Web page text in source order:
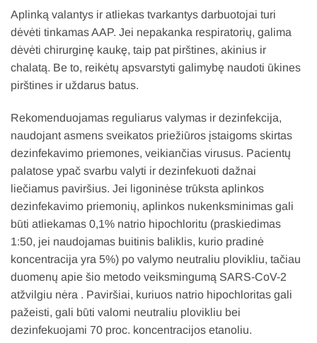
Aplinką valantys ir atliekas tvarkantys darbuotojai turi
dėvėti tinkamas AAP. Jei nepakanka respiratorių, galima
dėvėti chirurginę kaukę, taip pat pirštines, akinius ir
chalatą. Be to, reikėtų apsvarstyti galimybę naudoti ūkines
pirštines ir uždarus batus.
Rekomenduojamas reguliarus valymas ir dezinfekcija,
naudojant asmens sveikatos priežiūros įstaigoms skirtas
dezinfekavimo priemones, veikiančias virusus. Pacientų
palatose ypač svarbu valyti ir dezinfekuoti dažnai
liečiamus paviršius. Jei ligoninėse trūksta aplinkos
dezinfekavimo priemonių, aplinkos nukenksminimas gali
būti atliekamas 0,1% natrio hipochloritu (praskiedimas
1:50, jei naudojamas buitinis baliklis, kurio pradinė
koncentracija yra 5%) po valymo neutraliu plovikliu, tačiau
duomenų apie šio metodo veiksmingumą SARS-CoV-2
atžvilgiu nėra . Paviršiai, kuriuos natrio hipochloritas gali
pažeisti, gali būti valomi neutraliu plovikliu bei
dezinfekuojami 70 proc. koncentracijos etanoliu.